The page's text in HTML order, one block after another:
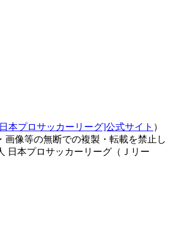
本プロサッカーリーグ]公式サイト ）
画像等の無断での複製・転載を禁止し
日本プロサッカーリーグ（Ｊリー